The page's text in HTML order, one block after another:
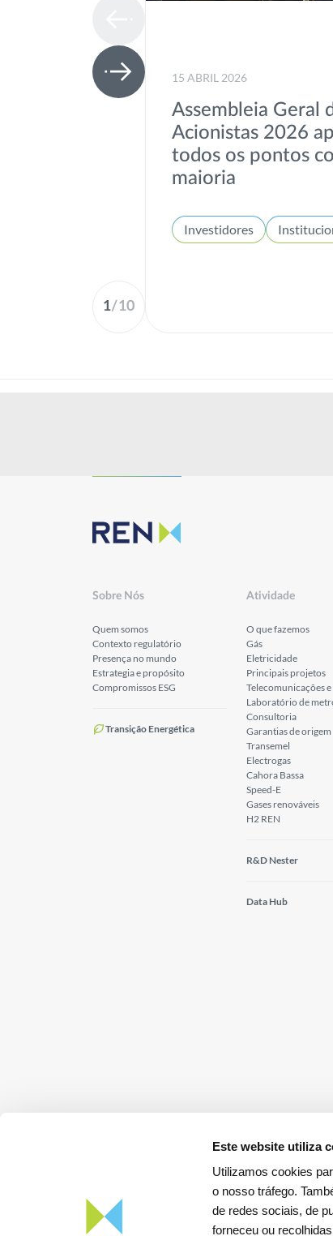
Este website utiliza
Utilizamos cookies
o nosso tráfego.
de redes sociais, de
forneceu ou
1/10
15 ABRIL 2026
Assembleia Geral
Acionistas 2026
todos os pontos
maioria
Investidores
Sobre Nós
Quem somos
Contexto regulatório
Presença no mundo
Estrategia e propósito
Compromissos ESG
Transição Energética
Atividade
O que fazemos
Gás
Eletricidade
Principais projetos
Telecomunicações
Laboratório de
Consultoria
Garantias de origem
Transemel
Electrogas
Cahora Bassa
Speed-E
Gases renováveis
H2 REN
R&D Nester
Data Hub
Descarregar a App REN Energia